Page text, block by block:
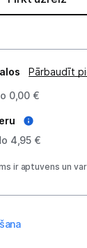
stacijas
aksesuāri
atpūta
Pārbaudīt
0,00 €
4,95 €
ir aptuvens un